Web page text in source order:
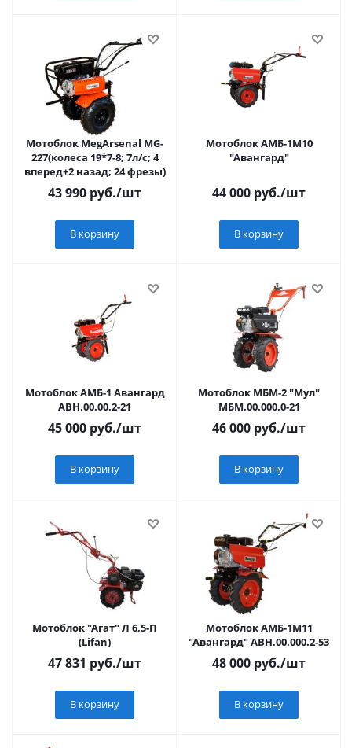
Мотоблок MegArsenal МG-
227(колеса 19*7-8; 7л/с; 4
вперед+2 назад; 24 фрезы)
43 990 руб./шт
В корзину
Мотоблок АМБ-1М10
"Авангард"
44 000 руб./шт
В корзину
Мотоблок АМБ-1 Авангард
АВН.00.00.2-21
45 000 руб./шт
В корзину
Мотоблок МБМ-2 "Мул"
МБМ.00.000.0-21
46 000 руб./шт
В корзину
Мотоблок "Агат" Л 6,5-П
(Lifan)
47 831 руб./шт
В корзину
Мотоблок АМБ-1М11
"Авангард" АВН.00.000.2-53
48 000 руб./шт
В корзину